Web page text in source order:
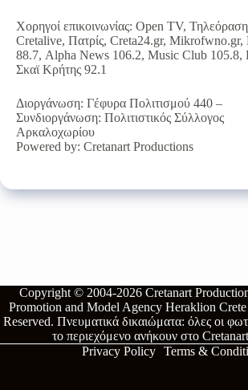
Χορηγοί επικοινωνίας: Open TV,
Cretalive, Πατρίς, Creta24.gr, Mikrofwno.gr,
88.7, Alpha News 106.2, Music Club 105.8,
Σκαϊ Κρήτης 92.1
Διοργάνωση: Γέφυρα Πολιτισμού 440 –
Συνδιοργάνωση: Πολιτιστικός Σύλλογος
Αρκαλοχωρίου
Powered by: Cretanart Productions
Copyright © 2004-2026 Cretanart
Promotion and Model Agency Heraklion
Reserved.Πνευματικά δικαιώματα: όλες οι
το περιεχόμενο ανήκουν στο
Privacy Policy Terms &